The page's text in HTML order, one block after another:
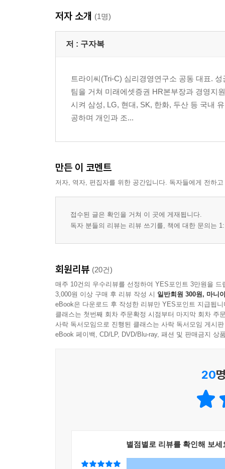
저자 소개 (1명)
저 : 구자복
트라이씨(Tri-C) 심리경영연구소 공동 대표.
팀을 거쳐 미래에셋증권 HR본부장과 경영지
시켜 삼성, LG, 현대, SK, 한화, 두산 등 국내
공하며 개인과 조...
만든 이 코멘트
저자, 역자, 편집자를 위한 공간입니다. 독자들에게 전하
접수된 글은 확인을 거쳐 이 곳에 게재됩니다.
독자 분들의 리뷰는 리뷰 쓰기를, 책에 대한 문의는
회원리뷰 (20건)
매주 10건의 우수리뷰를 선정하여 YES포인트 3만원을 드
3,000원 이상 구매 후 리뷰 작성 시 일반회원 300원, 마니
eBook은 다운로드 후 작성한 리뷰만 YES포인트 지급됩니
클래스는 첫번째 회차 주문확정 시점부터 마지막 회차 주
사락 독서모임으로 진행된 클래스는 사락 독서모임 게시
eBook 페이백, CD/LP, DVD/Blu-ray, 패션 및 판매금지 상
20
별점별로 리뷰를 확인해 보세